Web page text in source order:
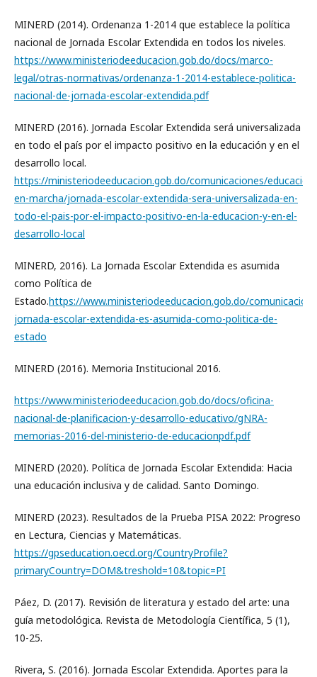
MINERD (2014). Ordenanza 1-2014 que establece la política
nacional de Jornada Escolar Extendida en todos los niveles.
https://www.ministeriodeeducacion.gob.do/docs/marco-
legal/otras-normativas/ordenanza-1-2014-establece-politica-
nacional-de-jornada-escolar-extendida.pdf
MINERD (2016). Jornada Escolar Extendida será universalizada
en todo el país por el impacto positivo en la educación y en el
desarrollo local.
https://ministeriodeeducacion.gob.do/comunicaciones/educacion-
en-marcha/jornada-escolar-extendida-sera-universalizada-en-
todo-el-pais-por-el-impacto-positivo-en-la-educacion-y-en-el-
desarrollo-local
MINERD, 2016). La Jornada Escolar Extendida es asumida
como Política de
Estado.https://www.ministeriodeeducacion.gob.do/
jornada-escolar-extendida-es-asumida-como-politica-de-
estado
MINERD (2016). Memoria Institucional 2016.
https://www.ministeriodeeducacion.gob.do/docs/oficina-
nacional-de-planificacion-y-desarrollo-educativo/gNRA-
memorias-2016-del-ministerio-de-educacionpdf.pdf
MINERD (2020). Política de Jornada Escolar Extendida: Hacia
una educación inclusiva y de calidad. Santo Domingo.
MINERD (2023). Resultados de la Prueba PISA 2022: Progreso
en Lectura, Ciencias y Matemáticas.
https://gpseducation.oecd.org/CountryProfile?
primaryCountry=DOM&treshold=10&topic=PI
Páez, D. (2017). Revisión de literatura y estado del arte: una
guía metodológica. Revista de Metodología Científica, 5 (1),
10-25.
Rivera, S. (2016). Jornada Escolar Extendida. Aportes para la